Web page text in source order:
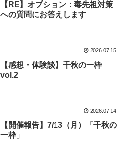
【RE】オプション：毒先祖対策
への質問にお答えします
2026.07.15
【感想・体験談】千秋の一枠
vol.2
2026.07.14
【開催報告】7/13（月）「千秋の
一枠」